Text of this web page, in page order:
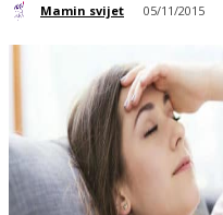
Mamin svijet 05/11/2015